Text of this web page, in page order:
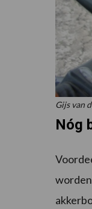
Gijs van
Nóg
worden